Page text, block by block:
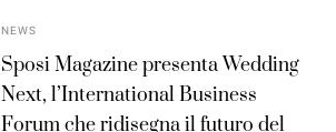
NEWS
Sposi Magazine presenta Wedding
Next, l’International Business
Forum che ridisegna il futuro del